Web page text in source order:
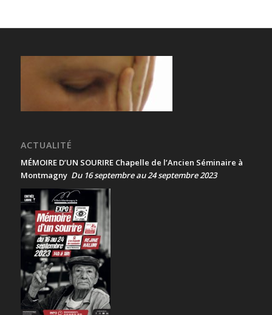
ACTUALITÉ
MÉMOIRE D’UN SOURIRE Chapelle de l’Ancien Séminaire à
Montmagny Du 16 septembre au 24 septembre 2023